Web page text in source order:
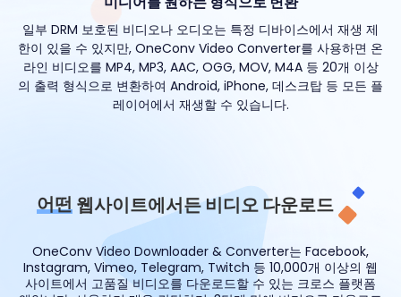
일부 DRM 보호된 비디오나 오디오는 특정 디바이스에서 재생 제
한이 있을 수 있지만, OneConv Video Converter를 사용하면 온
라인 비디오를 MP4, MP3, AAC, OGG, MOV, M4A 등 20개 이상
의 출력 형식으로 변환하여 Android, iPhone, 데스크탑 등 모든 플
레이어에서 재생할 수 있습니다.
어떤웹사이트에서든 비디오 다운로드
OneConv Video Downloader & Converter는 Facebook,
Instagram, Vimeo, Telegram, Twitch 등 10,000개 이상의 웹
사이트에서 고품질 비디오를 다운로드할 수 있는 크로스 플랫폼